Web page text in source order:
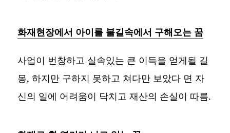
화재현장에서 아이를 불길속에서 구해오는 꿈
사업이 번창하고 실속있는 큰 이득을 얻게될 길
몽, 하지만 구하지 못하고 쳐다만 보았다 면 자
신의 일에 어려움이 닥치고 재산의 손실이 따름.